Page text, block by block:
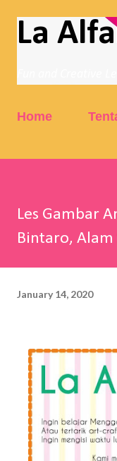
La
Home
Les Gambar
Bintaro, Alam
January 14, 2020